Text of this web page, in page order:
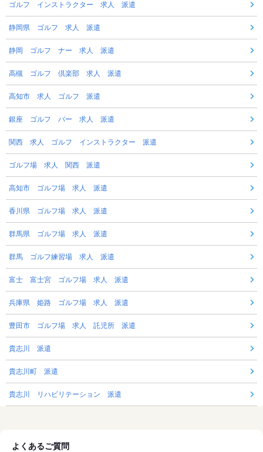
ゴルフ インストラクター 求人 派遣
静岡県 ゴルフ 求人 派遣
静岡 ゴルフ ナー 求人 派遣
高槻 ゴルフ 倶楽部 求人 派遣
高知市 求人 ゴルフ 派遣
銀座 ゴルフ バー 求人 派遣
関西 求人 ゴルフ インストラクター 派遣
ゴルフ場 求人 関西 派遣
高知市 ゴルフ場 求人 派遣
香川県 ゴルフ場 求人 派遣
群馬県 ゴルフ場 求人 派遣
群馬 ゴルフ練習場 求人 派遣
富士 富士宮 ゴルフ場 求人 派遣
兵庫県 姫路 ゴルフ場 求人 派遣
豊田市 ゴルフ場 求人 託児所 派遣
貴志川 派遣
貴志川町 派遣
貴志川 リハビリテーション 派遣
よくあるご質問